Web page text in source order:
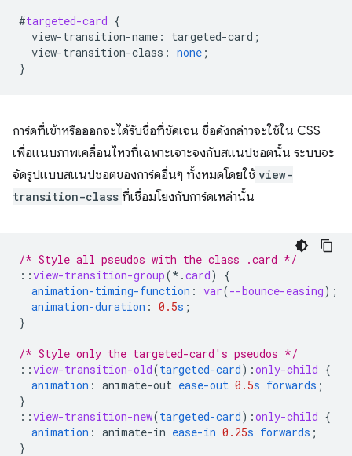
#targeted-card {
view-transition-name : targeted-card ;
view-transition-class : none ;
}
การ์ดที่เข้าหรือออกจะได้รับชื่อที่ชัดเจน ชื่อดังกล่าวจะใช้ใน CSS
เพื่อแนบภาพเคลื่อนไหวที่เฉพาะเจาะจงกับสแนปชอตนั้น ระบบจะ
จัดรูปแบบสแนปชอตของการ์ดอื่นๆ ทั้งหมดโดยใช้ view-
transition-class ที่เชื่อมโยงกับการ์ดเหล่านั้น
/* Style all pseudos with the class .card */
::view-transition-group(* .card)
{
animation-timing-function : var(--bounce-easing);
animation-duration : 0.5s ;
}
/* Style only the targeted-card's pseudos */
::view-transition-old(targeted-card) :only-child {
animation : animate-out ease-out 0.5s forwards ;
}
::view-transition-new(targeted-card) :only-child {
animation : animate-in ease-in 0.25s forwards ;
}